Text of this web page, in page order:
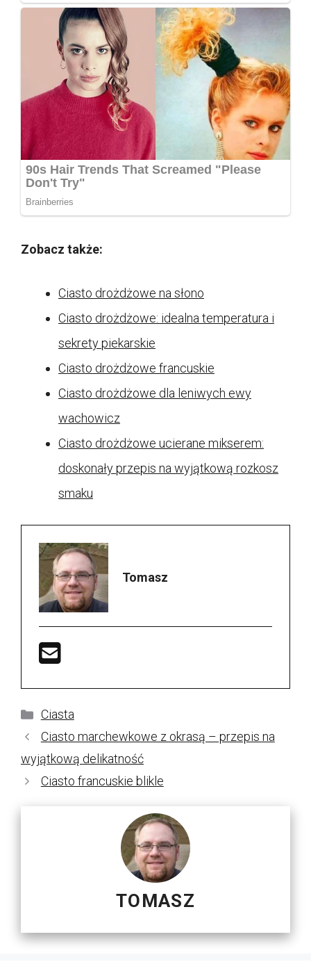
Zobacz także:
Ciasto drożdżowe na słono
Ciasto drożdżowe: idealna temperatura i
sekrety piekarskie
Ciasto drożdżowe francuskie
Ciasto drożdżowe dla leniwych ewy
wachowicz
Ciasto drożdżowe ucierane mikserem:
doskonały przepis na wyjątkową rozkosz
smaku
Tomasz
Kategorie
Ciasta
Ciasto marchewkowe z okrasą – przepis na
wyjątkową delikatność
Ciasto francuskie blikle
TOMASZ